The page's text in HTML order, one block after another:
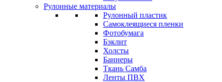
Рулонные материалы
Рулонный пластик
Самоклеящиеся пленки
Фотобумага
Бэклит
Холсты
Баннеры
Ткань Самба
Ленты ПВХ